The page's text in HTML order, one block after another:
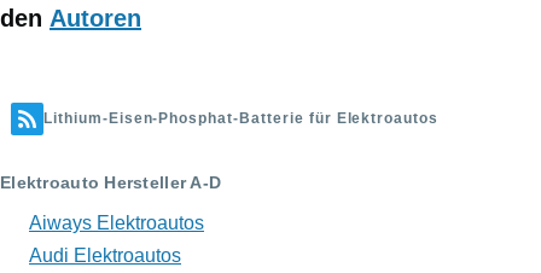
den Autoren
Lithium-Eisen-Phosphat-Batterie für Elektroautos
Elektroauto Hersteller A-D
Aiways Elektroautos
Audi Elektroautos